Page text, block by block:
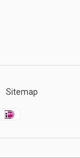
Sitemap